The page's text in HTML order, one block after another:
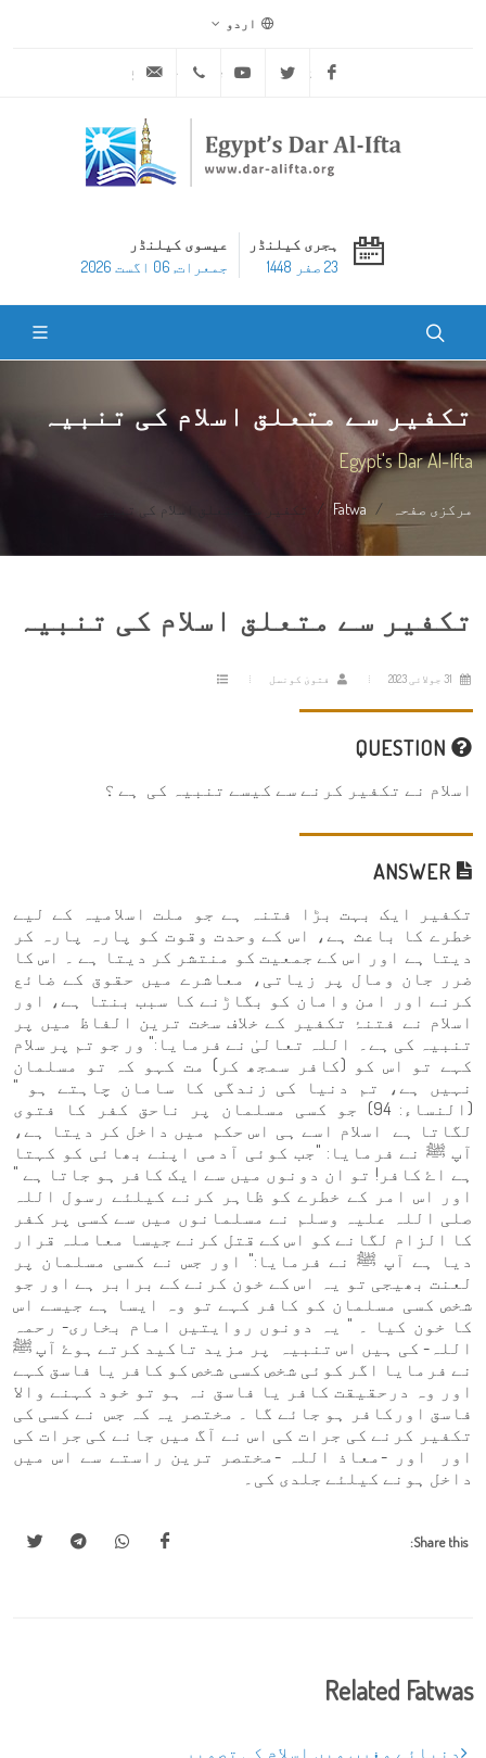
اردو
Facebook
Twitter
Youtube
ہجری کیلنڈر
23 صفر 1448
عیسوی کیلنڈر
جمعرات, 06 اگست 2026
تکفیر سے متعلق اسلام کی تنبیہ
Egypt's Dar Al-Ifta
مرکزی صفحہ Fatwa تکفیر سے متعلق اسلام کی تنبیہ
تکفیر سے متعلق اسلام کی تنبیہ
فتویٰ کونسل
اسلام نے تکفیر کرنے سے کیسے تنبیہ کی ہے ؟
تکفیر ایک بہت بڑا فتنہ ہے جو ملت اسلامیہ کے لیے
خطرے کا باعث ہے، اس کے وحدت وقوت کو پارہ پارہ کر
دیتا ہے اور اس کے جمعیت کو منتشر کر دیتا ہے ۔ اس کا
ضرر جان ومال پر زیاتی، معاشرے میں حقوق کے ضائع
کرنے اور امن وامان کو بگاڑنے کا سبب بنتا ہے، اور
اسلام نے فتنۂ تکفیر کے خلاف سخت ترین الفاظ میں پر
تنبیہ کی ہے۔ اللہ تعالیٰ نے فرمایا:" ور جو تم پر سلام
کہے تو اس کو (کافر سمجھ کر) مت کہو کہ تو مسلمان
نہیں ہے، تم دنیا کی زندگی کا سامان چاہتے ہو "
(النساء: 94) جو کسی مسلمان پر ناحق کفر کا فتوی
لگاتا ہے اسلام اسے ہی اس حکم میں داخل کر دیتا ہے،
آپ ﷺ نے فرمایا: "جب کوئی آدمی اپنے بھائی کو کہتا
ہے اۓ کافر! تو ان دونوں میں سے ایک کافر ہو جاتا ہے "
اور اس امر کے خطرے کو ظاہر کرنے کیلئے رسول اللہ
صلی اللہ علیہ وسلم نے مسلمانوں میں سے کسی پر کفر
کا الزام لگانے کو اس کے قتل کرنے جیسا معاملہ قرار
دیا ہے آپ ﷺ نے فرمایا:" اور جس نے کسی مسلمان پر
لعنت بھیجی تو یہ اس کے خون کرنے کے برابر ہے اور جو
شخص کسی مسلمان کو کافر کہے تو وہ ایسا ہے جیسے اس
کا خون کیا ۔ " یہ دونوں روایتیں امام بخاری- رحمہ
اللہ- کی ہیں اس تنبیہ پر مزید تاکید کرتے ہوۓ آپ ﷺ
نے فرمایا اگر کوئی شخص کسی شخص کو کافر یا فاسق کہے
اور وہ درحقیقت کافر یا فاسق نہ ہو تو خود کہنے والا
فاسق اورکافر ہو جائے گا ۔ مختصر یہ کہ جس نے کسی کی
تکفیر کرنے کی جرات کی اس نے آگ میں جانے کی جرات کی
اور اور -معاذ اللہ -مختصر ترین راستے سے اس میں
داخل ہونے کیلئے جلدی کی۔
Share this:
Related Fatwas
دنیائے مغرب میں اسلام کی تصویر